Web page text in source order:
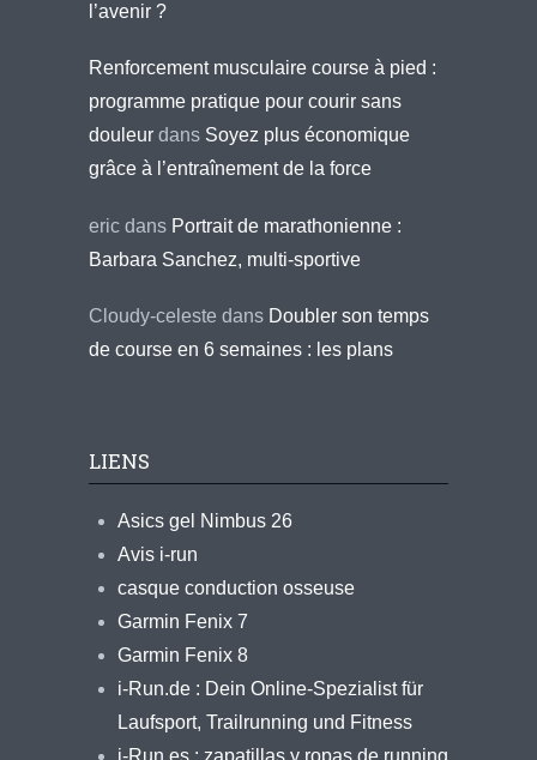
l’avenir ?
Renforcement musculaire course à pied :
programme pratique pour courir sans
douleur dans Soyez plus économique
grâce à l’entraînement de la force
eric dans Portrait de marathonienne :
Barbara Sanchez, multi-sportive
Cloudy-celeste dans Doubler son temps
de course en 6 semaines : les plans
LIENS
Asics gel Nimbus 26
Avis i-run
casque conduction osseuse
Garmin Fenix 7
Garmin Fenix 8
i-Run.de : Dein Online-Spezialist für
Laufsport, Trailrunning und Fitness
i-Run.es : zapatillas y ropas de running